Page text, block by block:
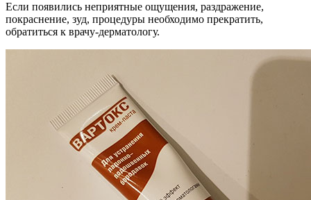
Если появились неприятные ощущения, раздражение,
покраснение, зуд, процедуры необходимо прекратить,
обратиться к врачу-дерматологу.